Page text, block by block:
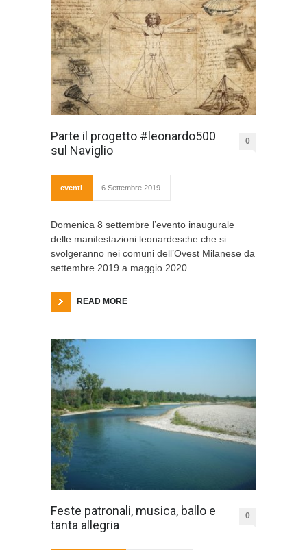
Parte il progetto #leonardo500
sul Naviglio
0
eventi 6 Settembre 2019
Domenica 8 settembre l’evento inaugurale
delle manifestazioni leonardesche che si
svolgeranno nei comuni dell’Ovest Milanese da
settembre 2019 a maggio 2020
READ MORE
Feste patronali, musica, ballo e
tanta allegria
0